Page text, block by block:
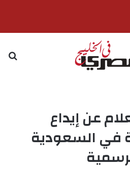
عن إيداع
في السعودية